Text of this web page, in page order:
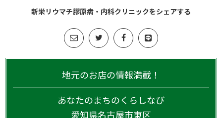
新栄リウマチ膠原病・内科クリニックをシェアする
地元のお店の情報満載！
あなたのまちのくらしなび
愛知県名古屋市東区